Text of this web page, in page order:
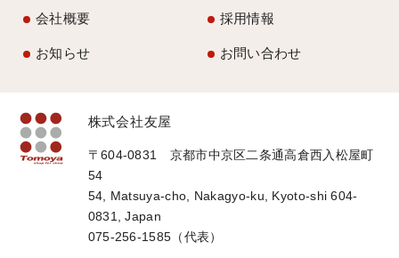
会社概要 採用情報
お知らせ お問い合わせ
株式会社友屋
〒604-0831 京都市中京区二条通高倉西入松屋町
54
54, Matsuya-cho, Nakagyo-ku, Kyoto-shi 604-
0831, Japan
075-256-1585（代表）